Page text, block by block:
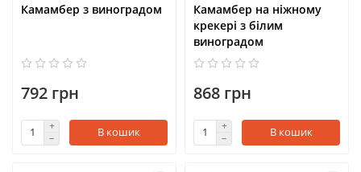
Камамбер з виноградом
792 грн
В кошик
Камамбер на ніжному
крекері з білим
виноградом
868 грн
В кошик